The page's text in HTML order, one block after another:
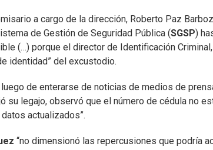
a cargo de la dirección, Roberto Paz
de Gestión de Seguridad Pública (SGSP)
(…) porque el director de Identificación
identidad” del excustodio.
luego de enterarse de noticias de medios de
su legajo, observó que el número de cédula no
actualizados”.
“no dimensionó las repercusiones que podría